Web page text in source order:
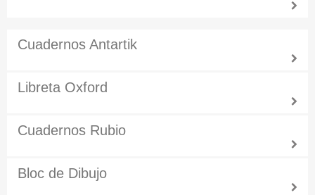
Cuadernos Antartik
Libreta Oxford
Cuadernos Rubio
Bloc de Dibujo